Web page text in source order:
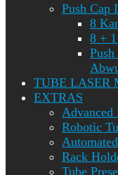
Push Cap
8
8 +
TUBE LASER
EXTRAS
Advanced
Robotic
Rack
Tube